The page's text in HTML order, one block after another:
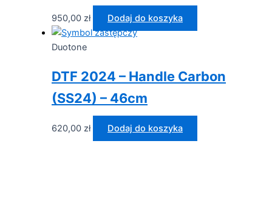
950,00zł Dodaj do koszyka
Duotone
DTF 2024 – Handle Carbon
(SS24) – 46cm
620,00zł Dodaj do koszyka